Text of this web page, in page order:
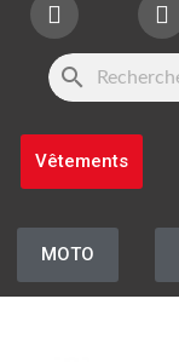
search
Vêtements
MOTO